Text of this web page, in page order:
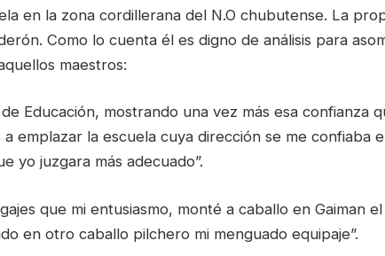
en la zona cordillerana del N.O chubutense. La
Como lo cuenta él es digno de análisis para
maestros:
de Educación, mostrando una vez más esa confianza
a emplazar la escuela cuya dirección se me confiaba
yo juzgara más adecuado”.
que mi entusiasmo, monté a caballo en Gaiman
en otro caballo pilchero mi menguado equipaje”.